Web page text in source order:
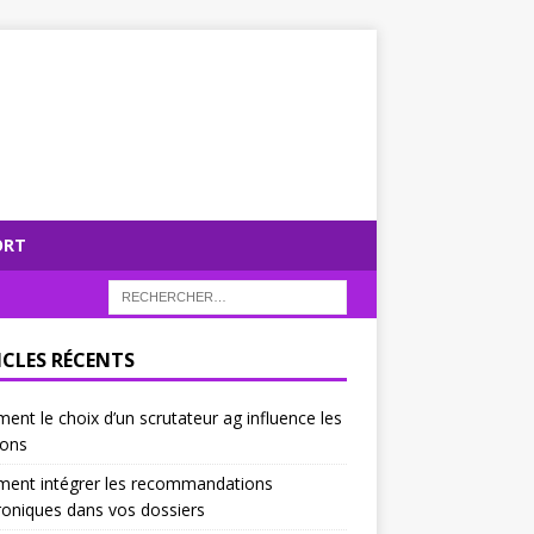
RÉCENTS
le choix d’un scrutateur ag influence les
intégrer les recommandations
dans vos dossiers